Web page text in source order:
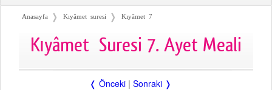
Anasayfa ❭ Kıyâmet suresi ❭ Kıyâmet 7
Kıyâmet Suresi 7. Ayet Meali
❬ Önceki | Sonraki ❭